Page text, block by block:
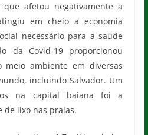
afetou negativamente a
em cheio a economia
necessário para a saúde
da Covid-19 proporcionou
meio ambiente em diversas
incluindo Salvador. Um
na capital baiana foi a
de lixo nas praias.